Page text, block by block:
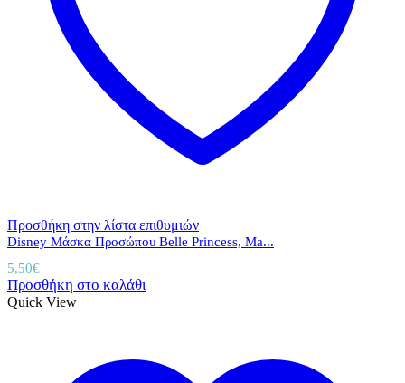
Προσθήκη στην λίστα επιθυμιών
Disney Μάσκα Προσώπου Belle Princess, Ma...
5,50€
Προσθήκη στο καλάθι
Quick View